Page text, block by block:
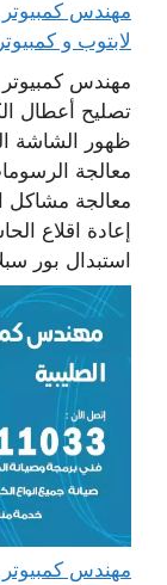
لابتوب و
مهندس كمبيوتر
تصليح أعطال
ظهور الشاشة
معالجة
معالجة مشاكل
إعادة اقلاع
استبدال بور